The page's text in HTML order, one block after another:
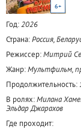
6+
Год:2026
Страна:Россия,
Режиссер:Митрий
Жанр:Мультфильм,
Продолжительность:
В ролях:Милана
Эльдар Джарахов
Где проходит: